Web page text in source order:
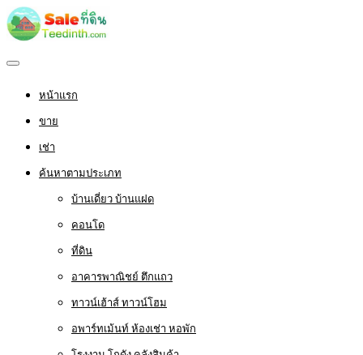
หน้าแรก
ขาย
เช่า
ค้นหาตามประเภท
บ้านเดี่ยว บ้านแฝด
คอนโด
ที่ดิน
อาคารพาณิชย์ ตึกแถว
ทาวน์เฮ้าส์ ทาวน์โฮม
อพาร์ทเม้นท์ ห้องเช่า หอพัก